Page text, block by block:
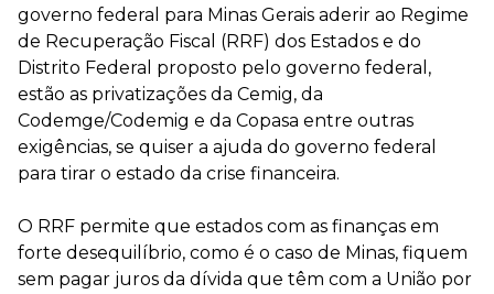
governo federal para Minas Gerais aderir ao Regime
de Recuperação Fiscal (RRF) dos Estados e do
Distrito Federal proposto pelo governo federal,
estão as privatizações da Cemig, da
Codemge/Codemig e da Copasa entre outras
exigências, se quiser a ajuda do governo federal
para tirar o estado da crise financeira.
O RRF permite que estados com as finanças em
forte desequilíbrio, como é o caso de Minas, fiquem
sem pagar juros da dívida que têm com a União por